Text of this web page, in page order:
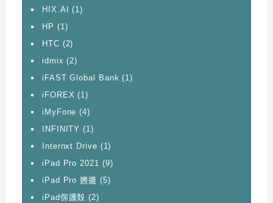
HIX.AI
(1)
HP (1)
HTC (2)
idmix (2)
iFAST Global Bank (1)
iFOREX (1)
iMyFone (4)
INFINITY (1)
Internxt Drive (1)
iPad Pro 2021 (9)
iPad Pro 週邊 (5)
iPad保護殼 (2)